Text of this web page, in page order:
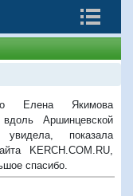
Елена Якимова
вдоль Аршинцевской
показала
KERCH.COM.RU,
спасибо.